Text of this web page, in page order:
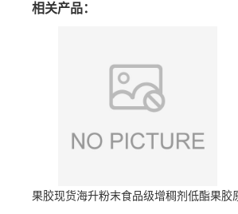
相关产品：
果胶现货海升粉末食品级增稠剂低酯果胶